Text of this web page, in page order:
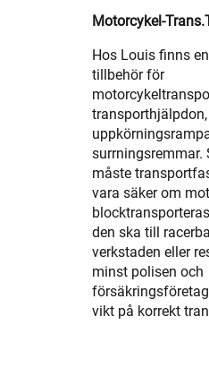
Motorcykel-
Hos Louis finns
tillbehör för
surrningsremmar.
måste
vara säker om
den ska till
verkstaden eller
minst polisen och
vikt på korrekt